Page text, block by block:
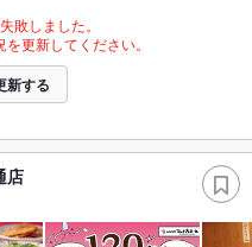
敗しました。
更新してください。
新する
店